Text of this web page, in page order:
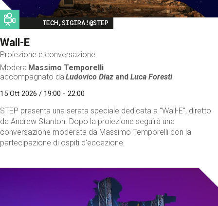
Image
TECH,SIGIRA!@STEP
Wall-E
Proiezione e conversazione
Modera Massimo Temporelli
accompagnato da Ludovico Diaz andLuca Foresti
15 Ott 2026 / 19:00 - 22:00
STEP presenta una serata speciale dedicata a "Wall-E", diretto
da Andrew Stanton. Dopo la proiezione seguirà una
conversazione moderata da Massimo Temporelli con la
partecipazione di ospiti d'eccezione.